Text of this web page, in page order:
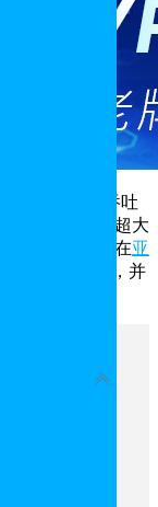
库，提供高吞吐
点万亿条边的超大
领大家一步步在亚
数据库，并
数据